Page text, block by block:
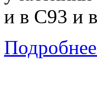
и в C93 и